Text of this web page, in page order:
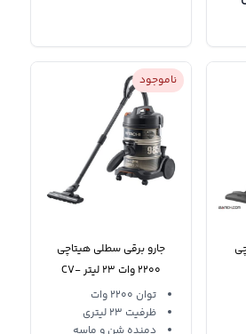
ناموجود
جارو برقی سطلی هیتاچی
2200 وات 23 لیتر CV-
985DC
توان 2200 وات
ظرفیت 23 لیتری